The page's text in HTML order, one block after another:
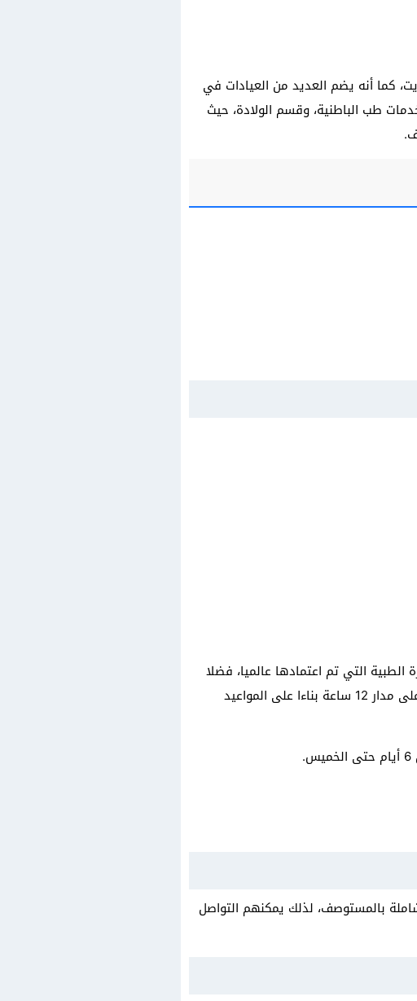
كما أنه يضم العديد من العيادات في
طب الباطنية، وقسم الولادة، حيث
التي تم اعتمادها عالميا، فضلا
عن أن المستوصف يحرص على تطبيق بروتوكولات التعقيم المعتمدة دوليا، حيث يوفر خدماته على مدار 12 ساعة بناءا على المواعيد
بالمستوصف، لذلك يمكنهم التواصل